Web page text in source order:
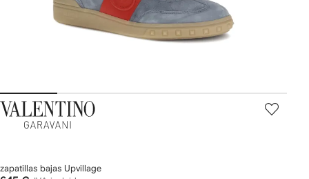
Valentino
zapatillas bajas Upvillage